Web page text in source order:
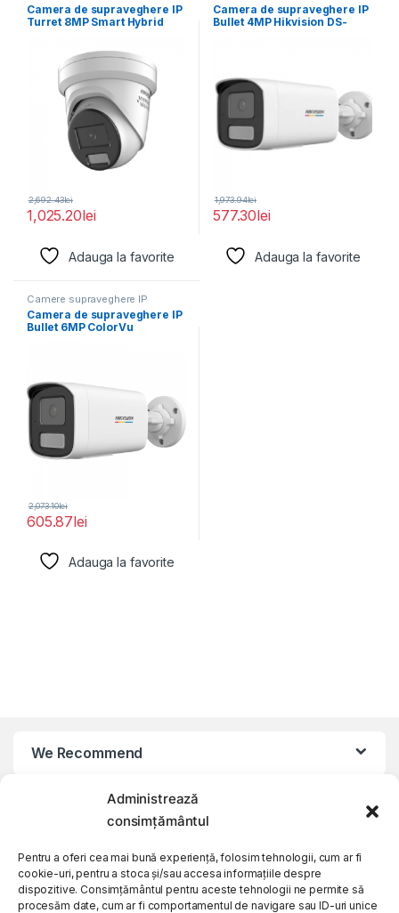
Administrează
consimțământul
Pentru a oferi cea mai bună experiență, folosim tehnologii, cum ar fi
cookie-uri, pentru a stoca și/sau accesa informațiile despre
dispozitive. Consimțământul pentru aceste tehnologii ne permite să
procesăm date, cum ar fi comportamentul de navigare sau ID-uri unice
Camera de supraveghere IP
Turret 8MP Smart Hybrid
1,025.20lei
2,692.43lei
Adauga la favorite
Camera de supraveghere IP
Bullet 4MP Hikvision DS-
577.30lei
1,973.94lei
Adauga la favorite
Camere supraveghere IP
Camera de supraveghere IP
Bullet 6MP ColorVu
605.87lei
2,073.10lei
Adauga la favorite
We Recommend
My Account
Customer Care